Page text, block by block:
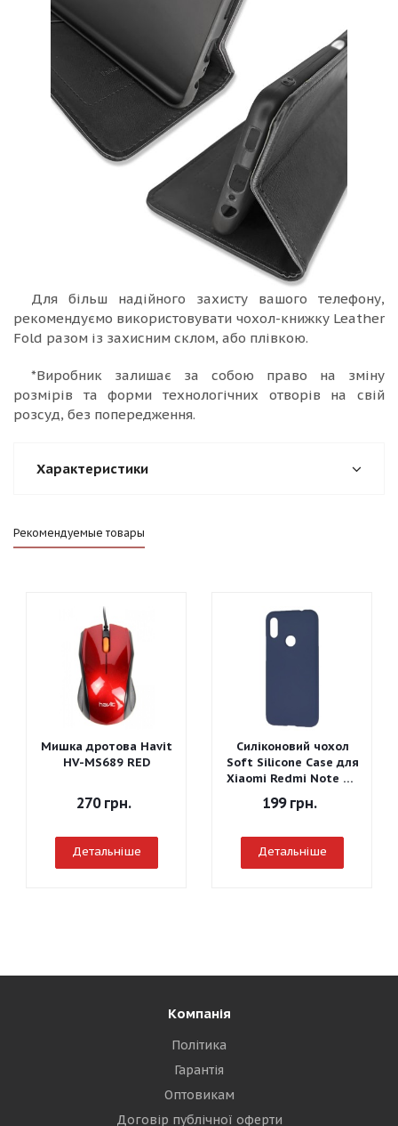
Для більш надійного захисту вашого телефону,
рекомендуємо використовувати чохол-книжку Leather
Fold разом із захисним склом, або плівкою.
*Виробник залишає за собою право на зміну
розмірів та форми технологічних отворів на свій
розсуд, без попередження.
Характеристики
Рекомендуемые товары
Мишка дротова Havit
HV-MS689 RED
270грн.
Детальніше
Силіконовий чохол
Soft Silicone Case для
Xiaomi Redmi Note 7 -
Graphite Gray
199грн.
Детальніше
Компанія
Політика
Гарантія
Оптовикам
Договір публічної оферти